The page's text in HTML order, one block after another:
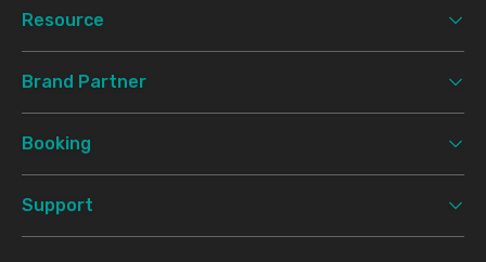
Resource
Brand Partner
Booking
Support